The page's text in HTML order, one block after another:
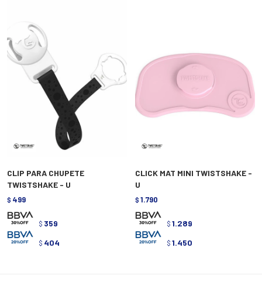
CLIP PARA CHUPETE
TWISTSHAKE - U
$ 499
$ 359
$ 404
CLICK MAT MINI TWISTSHAKE -
U
$ 1.790
$ 1.289
$ 1.450